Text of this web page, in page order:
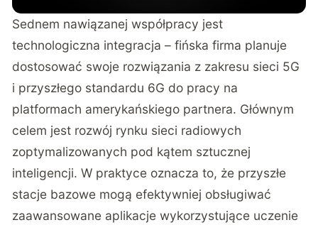
Sednem nawiązanej współpracy jest
technologiczna integracja – fińska firma planuje
dostosować swoje rozwiązania z zakresu sieci 5G
i przyszłego standardu 6G do pracy na
platformach amerykańskiego partnera. Głównym
celem jest rozwój rynku sieci radiowych
zoptymalizowanych pod kątem sztucznej
inteligencji. W praktyce oznacza to, że przyszłe
stacje bazowe mogą efektywniej obsługiwać
zaawansowane aplikacje wykorzystujące uczenie